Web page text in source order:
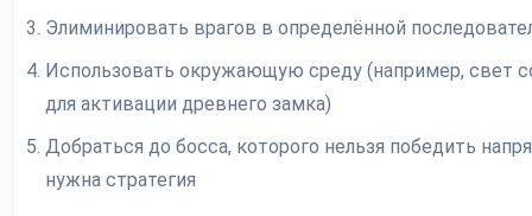
Элиминировать врагов в определённой
Использовать окружающую среду (например, свет
для активации древнего замка)
Добраться до босса, которого нельзя победить
нужна стратегия